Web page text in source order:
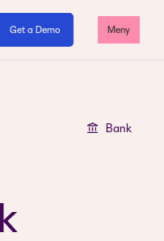
Get a Demo Meny
Bank